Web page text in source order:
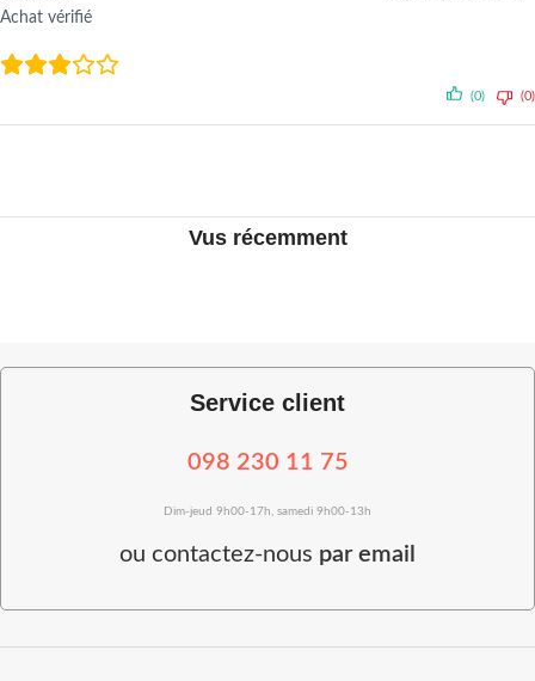
Achat vérifié
(0) (0)
Vus récemment
Service client
098 230 11 75
Dim-jeud 9h00-17h, samedi 9h00-13h
ou contactez-nous par email